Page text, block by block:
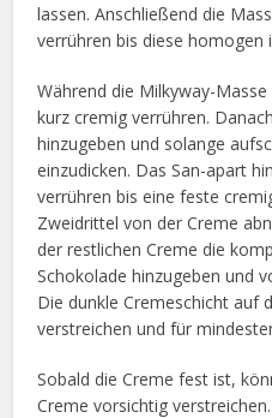
lassen. Anschließend die
verrühren bis diese homogen
Während die Milkyway-
kurz cremig verrühren.
hinzugeben und solange
einzudicken. Das San-apart
verrühren bis eine feste
Zweidrittel von der Creme
der restlichen Creme die
Schokolade hinzugeben und
Die dunkle Cremeschicht auf
verstreichen und für
Sobald die Creme fest ist,
Creme vorsichtig